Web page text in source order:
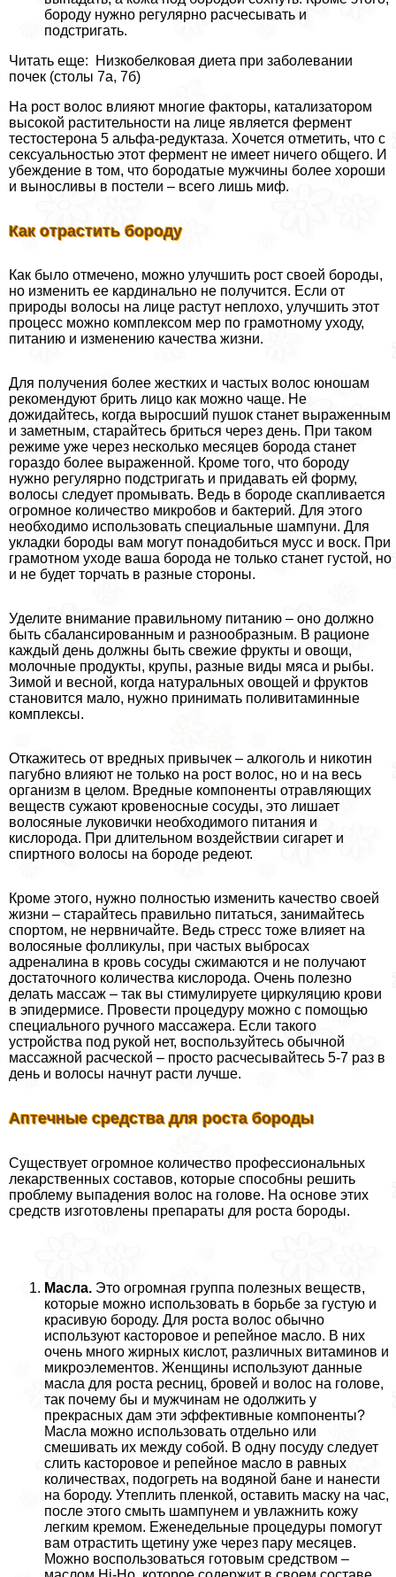
бороду нужно регулярно расчесывать и
подстригать.
Читать еще: Низкобелковая диета при заболевании
почек (столы 7а, 7б)
На рост волос влияют многие факторы, катализатором
высокой растительности на лице является фермент
тестостерона 5 альфа-редуктаза. Хочется отметить, что с
ceкcуальностью этот фермент не имеет ничего общего. И
убеждение в том, что бородатые мужчины более хороши
и выносливы в постели – всего лишь миф.
Как отрастить бороду
Как было отмечено, можно улучшить рост своей бороды,
но изменить ее кардинально не получится. Если от
природы волосы на лице растут неплохо, улучшить этот
процесс можно комплексом мер по грамотному уходу,
питанию и изменению качества жизни.
Для получения более жестких и частых волос юношам
рекомендуют брить лицо как можно чаще. Не
дожидайтесь, когда выросший пушок станет выраженным
и заметным, старайтесь бриться через день. При таком
режиме уже через несколько месяцев борода станет
гораздо более выраженной. Кроме того, что бороду
нужно регулярно подстригать и придавать ей форму,
волосы следует промывать. Ведь в бороде скапливается
огромное количество микробов и бактерий. Для этого
необходимо использовать специальные шампуни. Для
укладки бороды вам могут понадобиться мусс и воск. При
грамотном уходе ваша борода не только станет густой, но
и не будет торчать в разные стороны.
Уделите внимание правильному питанию – оно должно
быть сбалансированным и разнообразным. В рационе
каждый день должны быть свежие фрукты и овощи,
молочные продукты, крупы, разные виды мяса и рыбы.
Зимой и весной, когда натуральных овощей и фруктов
становится мало, нужно принимать поливитаминные
комплексы.
Откажитесь от вредных привычек – алкоголь и никотин
пагубно влияют не только на рост волос, но и на весь
организм в целом. Вредные компоненты отравляющих
веществ сужают кровеносные сосуды, это лишает
волосяные луковички необходимого питания и
кислорода. При длительном воздействии сигарет и
спиртного волосы на бороде редеют.
Кроме этого, нужно полностью изменить качество своей
жизни – старайтесь правильно питаться, занимайтесь
спортом, не нервничайте. Ведь стресс тоже влияет на
волосяные фолликулы, при частых выбросах
адреналина в кровь сосуды сжимаются и не получают
достаточного количества кислорода. Очень полезно
делать массаж – так вы стимулируете циркуляцию крови
в эпидермисе. Провести процедуру можно с помощью
специального ручного массажера. Если такого
устройства под рукой нет, воспользуйтесь обычной
массажной расческой – просто расчесывайтесь 5-7 раз в
день и волосы начнут расти лучше.
Аптечные средства для роста бороды
Существует огромное количество профессиональных
лекарственных составов, которые способны решить
проблему выпадения волос на голове. На основе этих
средств изготовлены препараты для роста бороды.
Масла. Это огромная группа полезных веществ,
которые можно использовать в борьбе за густую и
красивую бороду. Для роста волос обычно
используют касторовое и репейное масло. В них
очень много жирных кислот, различных витаминов и
микроэлементов. Женщины используют данные
масла для роста ресниц, бровей и волос на голове,
так почему бы и мужчинам не одолжить у
прекрасных дам эти эффективные компоненты?
Масла можно использовать отдельно или
смешивать их между собой. В одну посуду следует
слить касторовое и репейное масло в равных
количествах, подогреть на водяной бане и нанести
на бороду. Утеплить пленкой, оставить маску на час,
после этого смыть шампунем и увлажнить кожу
легким кремом. Еженедельные процедуры помогут
вам отрастить щетину уже через пару месяцев.
Можно воспользоваться готовым средством –